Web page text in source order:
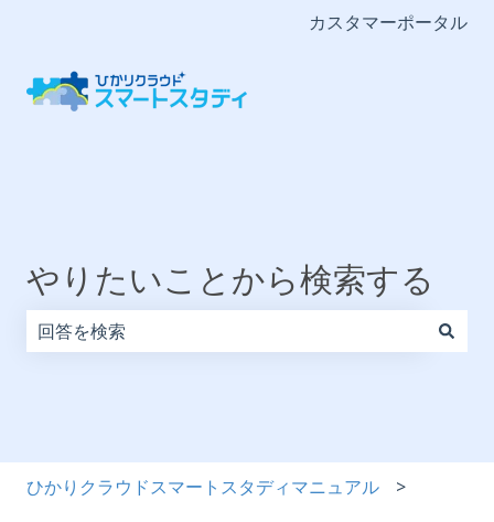
カスタマーポータル
やりたいことから検索する
ひかりクラウドスマートスタディマニュアル